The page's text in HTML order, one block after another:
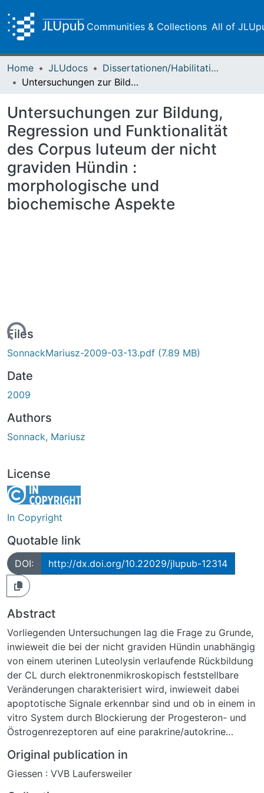
Communities & Collections All of
Home JLUdocs
Dissertationen/Habilitationen
Untersuchungen zur Bildung, Regression und Funktionalität des Corpus luteum der nicht graviden Hündin : morphologische und biochemische Aspekte
Untersuchungen zur Bildung,
Regression und Funktionalität
des Corpus luteum der nicht
graviden Hündin :
morphologische und
biochemische Aspekte
Files
SonnackMariusz-2009-03-13.pdf (7.89 MB)
Date
2009
Authors
Sonnack, Mariusz
License
In Copyright
Quotable link
DOI: http://dx.doi.org/10.22029/jlupub-12314
Abstract
Vorliegenden Untersuchungen lag die Frage zu Grunde,
inwieweit die bei der nicht graviden Hündin unabhängig
von einem uterinen Luteolysin verlaufende Rückbildung
der CL durch elektronenmikroskopisch feststellbare
Veränderungen charakterisiert wird, inwieweit dabei
apoptotische Signale erkennbar sind und ob in einem in
vitro System durch Blockierung der Progesteron- und
Östrogenrezeptoren auf eine parakrine/autokrine
werden kann.
Für die transmissionselektronenmikroskopischen
Original publication in
Giessen : VVB Laufersweiler